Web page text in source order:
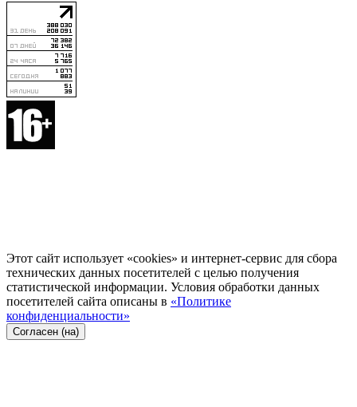
Этот сайт использует «cookies» и интернет-сервис для сбора
технических данных посетителей с целью получения
статистической информации. Условия обработки данных
посетителей сайта описаны в «Политике
конфиденциальности»
Согласен (на)